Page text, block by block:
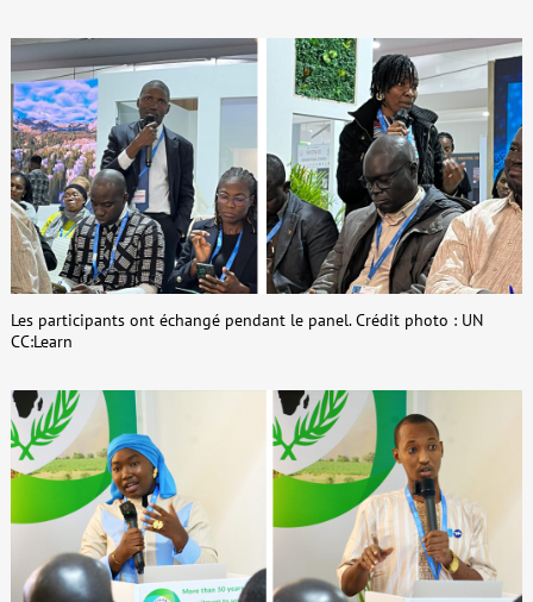
Les participants ont échangé pendant le panel. Crédit photo : UN
CC:Learn